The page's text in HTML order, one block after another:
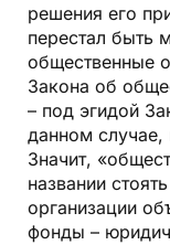
решения его
перестал быть
общественные
Закона об
– под эгидой
данном случае,
Значит,
названии
организации
фонды –